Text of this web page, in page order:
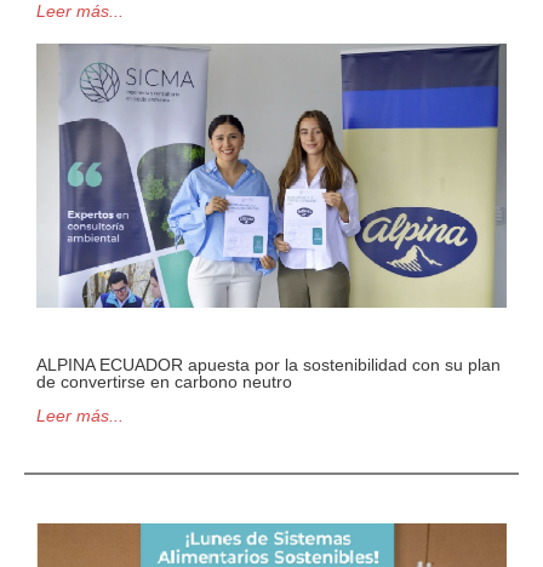
Leer más...
ALPINA ECUADOR apuesta por la sostenibilidad con su plan
de convertirse en carbono neutro
Leer más...